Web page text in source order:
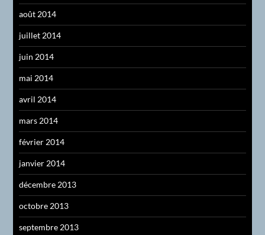
août 2014
juillet 2014
juin 2014
mai 2014
avril 2014
mars 2014
février 2014
janvier 2014
décembre 2013
octobre 2013
septembre 2013